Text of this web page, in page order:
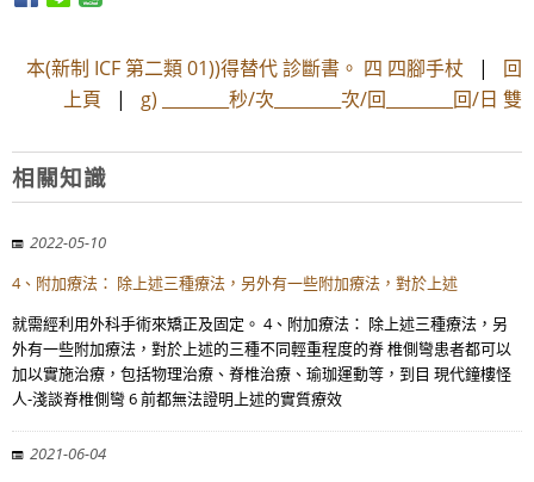
本(新制 ICF 第二類 01))得替代 診斷書。 四 四腳手杖 | 回
上頁 | g) ________秒/次________次/回________回/日 雙
相關知識
2022-05-10
4、附加療法： 除上述三種療法，另外有一些附加療法，對於上述
就需經利用外科手術來矯正及固定。 4、附加療法： 除上述三種療法，另
外有一些附加療法，對於上述的三種不同輕重程度的脊 椎側彎患者都可以
加以實施治療，包括物理治療、脊椎治療、瑜珈運動等，到目 現代鐘樓怪
人-淺談脊椎側彎 6 前都無法證明上述的實質療效
2021-06-04